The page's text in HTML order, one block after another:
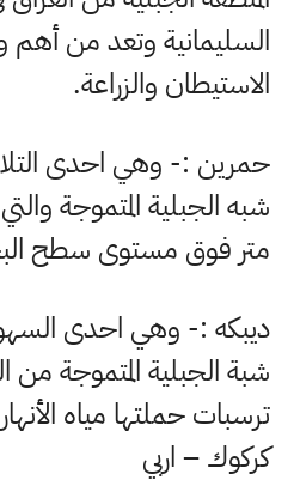
السليمانية وتعد من
الاستيطان والزراعة.
حمرين :- وهي احدى
شبه الجبلية المتموجة والتي
متر فوق مستوى سطح
ديبكه :- وهي احدى
شبة الجبلية المتموجة
ترسبات حملتها مياه
كركوك – اربي